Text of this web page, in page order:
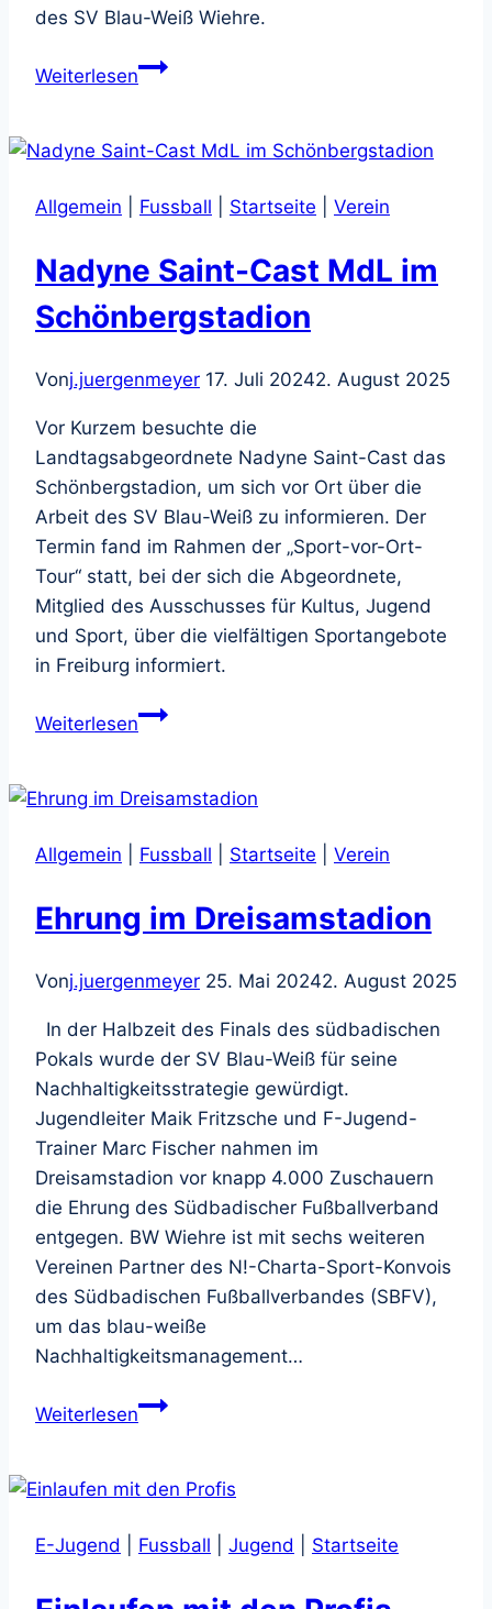
des SV Blau-Weiß Wiehre.
WeiterlesenFrischer
Schönbergstadion
Allgemein Fussball Startseite Verein
Nadyne Saint-Cast MdL im
Schönbergstadion
Vonj.juergenmeyer 17. Juli 20242. August 2025
Vor Kurzem besuchte die
Landtagsabgeordnete Nadyne Saint-Cast das
Schönbergstadion, um sich vor Ort über die
Arbeit des SV Blau-Weiß zu informieren. Der
Termin fand im Rahmen der „Sport-vor-Ort-
Tour“ statt, bei der sich die Abgeordnete,
Mitglied des Ausschusses für Kultus, Jugend
und Sport, über die vielfältigen Sportangebote
in Freiburg informiert.
WeiterlesenNadyne
MdL
Schönbergstadion
Allgemein Fussball Startseite Verein
Ehrung im Dreisamstadion
Vonj.juergenmeyer 25. Mai 20242. August 2025
In der Halbzeit des Finals des südbadischen
Pokals wurde der SV Blau-Weiß für seine
Nachhaltigkeitsstrategie gewürdigt.
Jugendleiter Maik Fritzsche und F-Jugend-
Trainer Marc Fischer nahmen im
Dreisamstadion vor knapp 4.000 Zuschauern
die Ehrung des Südbadischer Fußballverband
entgegen. BW Wiehre ist mit sechs weiteren
Vereinen Partner des N!-Charta-Sport-Konvois
des Südbadischen Fußballverbandes (SBFV),
um das blau-weiße
Nachhaltigkeitsmanagement…
WeiterlesenEhrung
E-Jugend Fussball Jugend Startseite